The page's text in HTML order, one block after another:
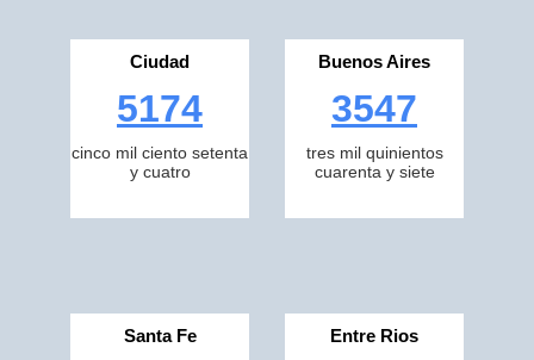
Ciudad
5174
cinco mil ciento setenta
y cuatro
Buenos Aires
3547
tres mil quinientos
cuarenta y siete
Santa Fe Entre Rios